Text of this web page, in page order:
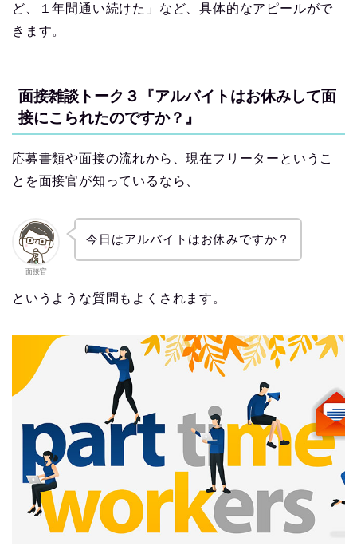
ど、１年間通い続けた」など、具体的なアピールがで
きます。
面接雑談トーク３『アルバイトはお休みして面
接にこられたのですか？』
応募書類や面接の流れから、現在フリーターというこ
とを面接官が知っているなら、
面接官
今日はアルバイトはお休みですか？
というような質問もよくされます。